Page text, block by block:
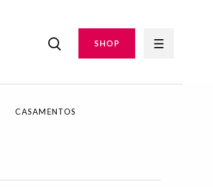
SHOP
CASAMENTOS